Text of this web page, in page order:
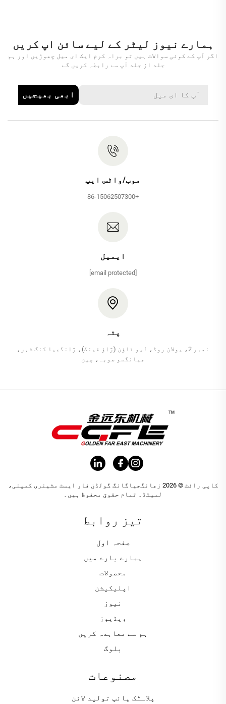
ہمارے نیوز لیٹر کے لیے سائن اپ کریں
اگر آپ کے کوئی سوالات ہیں تو براہ کرم ایک ای میل چھوڑیں اور ہم
جلد از جلد آپ سے رابطہ کریں گے
ابھی بھیجیں
موب/واٹس ایپ
+86-15062507300
ایمیل
پتہ
نمبر 2، یولان روڈ، لیو ٹاؤن (ژاؤ فینگ)، ژانگجیا گنگ شہر،
جیانگسو صوبہ، چین
کاپی رائٹ © 2026 زھانگجیاگانگ گولڈن فار ایسٹ مشینری کمپنی،
لمیٹڈ۔ تمام حقوق محفوظ ہیں۔
تیز روابط
صفحہ اول
ہمارے بارے میں
محصولات
اپلیکیشن
نیوز
ویڈیوز
ہم سے معاہدہ کریں
بلوگ
مصنوعات
پلاسٹک پائپ تولید لائن